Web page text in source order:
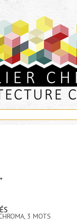
3 MOTS